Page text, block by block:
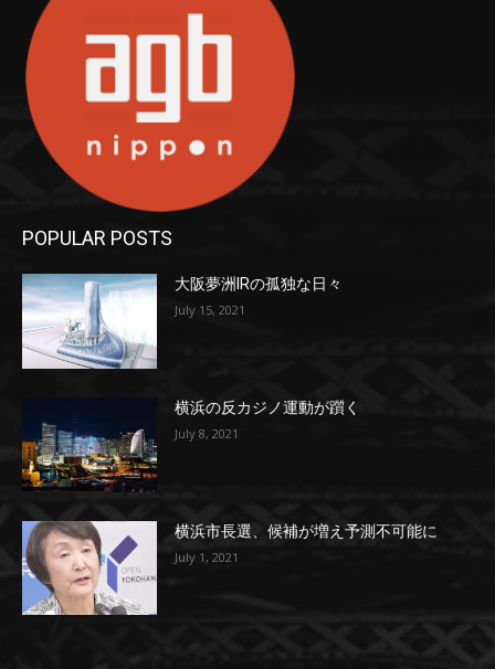
POPULAR POSTS
大阪夢洲IRの孤独な日々
July 15, 2021
横浜の反カジノ運動が躓く
July 8, 2021
横浜市長選、候補が増え予測不可能に
July 1, 2021